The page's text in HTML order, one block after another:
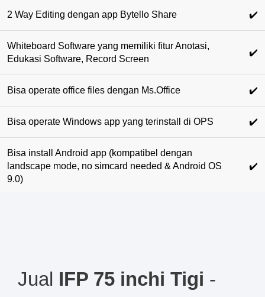
2 Way Editing dengan app Bytello Share ✔️
Whiteboard Software yang memiliki fitur Anotasi,
Edukasi Software, Record Screen
✔️
Bisa operate office files dengan Ms.Office ✔️
Bisa operate Windows app yang terinstall di OPS ✔️
Bisa install Android app (kompatibel dengan
landscape mode, no simcard needed & Android OS
9.0)
✔️
Jual IFP 75 inchi Tigi -